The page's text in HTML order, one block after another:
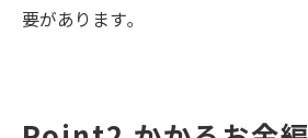
要があります｡